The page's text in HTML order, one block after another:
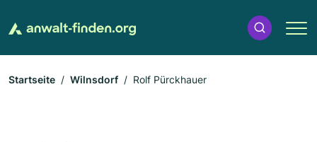
Startseite Wilnsdorf Rolf Pürckhauer